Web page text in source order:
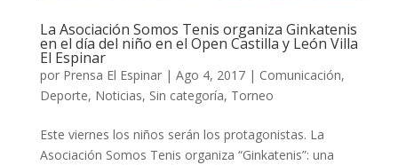
La Asociación Somos Tenis organiza Ginkatenis
en el día del niño en el Open Castilla y León Villa
El Espinar
por Prensa El Espinar| Ago 4, 2017| Comunicación,
Deporte, Noticias, Sin categoría, Torneo
Este viernes los niños serán los protagonistas. La
Asociación Somos Tenis organiza “Ginkatenis”: una